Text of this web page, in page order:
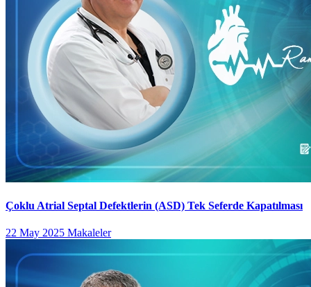
Çoklu Atrial Septal Defektlerin (ASD) Tek Seferde Kapatılması
22 May 2025 Makaleler